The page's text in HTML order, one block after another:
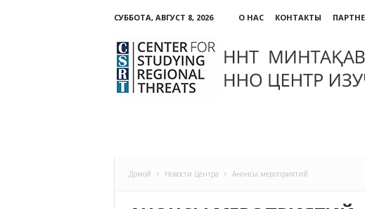
СУББОТА, АВГУСТ 8, 2026 О НАС КОНТАКТЫ
Центр
изучения
региональных
угроз
Домой Новости Центра Анонсы мероприятий